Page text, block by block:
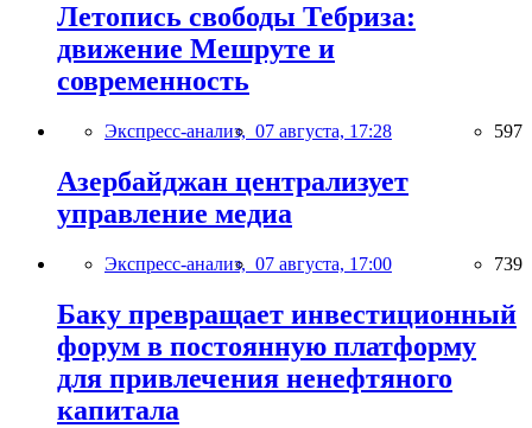
Летопись свободы Тебриза:
движение Мешруте и
современность
Экспресс-анализ, 07 августа, 17:28 597
Азербайджан централизует
управление медиа
Экспресс-анализ, 07 августа, 17:00 739
Баку превращает инвестиционный
форум в постоянную платформу
для привлечения ненефтяного
капитала